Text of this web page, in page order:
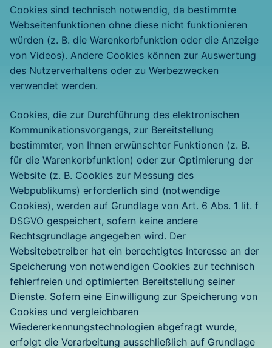
Cookies sind technisch notwendig, da bestimmte
Webseitenfunktionen ohne diese nicht funktionieren
würden (z. B. die Warenkorbfunktion oder die Anzeige
von Videos). Andere Cookies können zur Auswertung
des Nutzerverhaltens oder zu Werbezwecken
verwendet werden.
Cookies, die zur Durchführung des elektronischen
Kommunikationsvorgangs, zur Bereitstellung
bestimmter, von Ihnen erwünschter Funktionen (z. B.
für die Warenkorbfunktion) oder zur Optimierung der
Website (z. B. Cookies zur Messung des
Webpublikums) erforderlich sind (notwendige
Cookies), werden auf Grundlage von Art. 6 Abs. 1 lit. f
DSGVO gespeichert, sofern keine andere
Rechtsgrundlage angegeben wird. Der
Websitebetreiber hat ein berechtigtes Interesse an der
Speicherung von notwendigen Cookies zur technisch
fehlerfreien und optimierten Bereitstellung seiner
Dienste. Sofern eine Einwilligung zur Speicherung von
Cookies und vergleichbaren
Wiedererkennungstechnologien abgefragt wurde,
erfolgt die Verarbeitung ausschließlich auf Grundlage